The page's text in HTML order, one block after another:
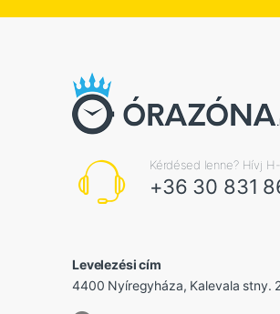
Kérdésed lenne? Hívj
+36 30 831
Levelezési cím
4400 Nyíregyháza, Kalevala stny.